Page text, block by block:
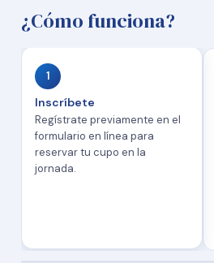
¿Cómo funciona?
1
Inscríbete
Regístrate previamente en el
formulario en línea para
reservar tu cupo en la
jornada.